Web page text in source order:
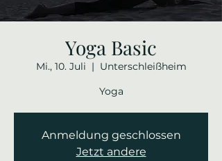
Yoga Basic
Mi., 10. Juli
  |
Unterschleißheim
Yoga
Anmeldung geschlossen
Jetzt andere